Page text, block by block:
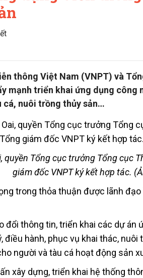
thông Việt Nam (VNPT) và
mạnh triển khai ứng dụng công
cá, nuôi trồng thủy sản…
quyền Tổng cục trưởng Tổng cục
giám đốc VNPT ký kết hợp tác.
trong thỏa thuận được lãnh
đổi thông tin, triển khai các dự án
điều hành, phục vụ khai thác,
người và tàu cá hoạt động sản
xây dựng, triển khai hệ thống